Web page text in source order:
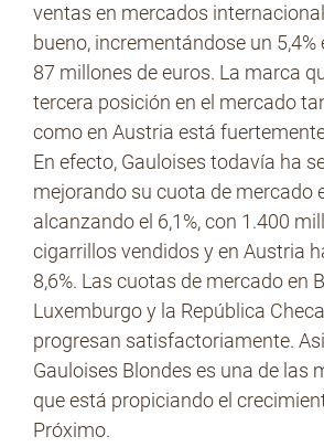
ventas en mercados
bueno, incrementándose un
87 millones de euros. La marca
tercera posición en el mercado
como en Austria está
En efecto, Gauloises todavía ha
mejorando su cuota de mercado
alcanzando el 6,1%, con 1.400
cigarrillos vendidos y en Austria
8,6%. Las cuotas de mercado en
Luxemburgo y la República
progresan satisfactoriamente.
Gauloises Blondes es una de las
que está propiciando el
Próximo.